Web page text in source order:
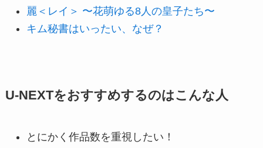
麗＜レイ＞ 〜花萌ゆる8人の皇子たち〜
キム秘書はいったい、なぜ？
U-NEXTをおすすめするのはこんな人
とにかく作品数を重視したい！